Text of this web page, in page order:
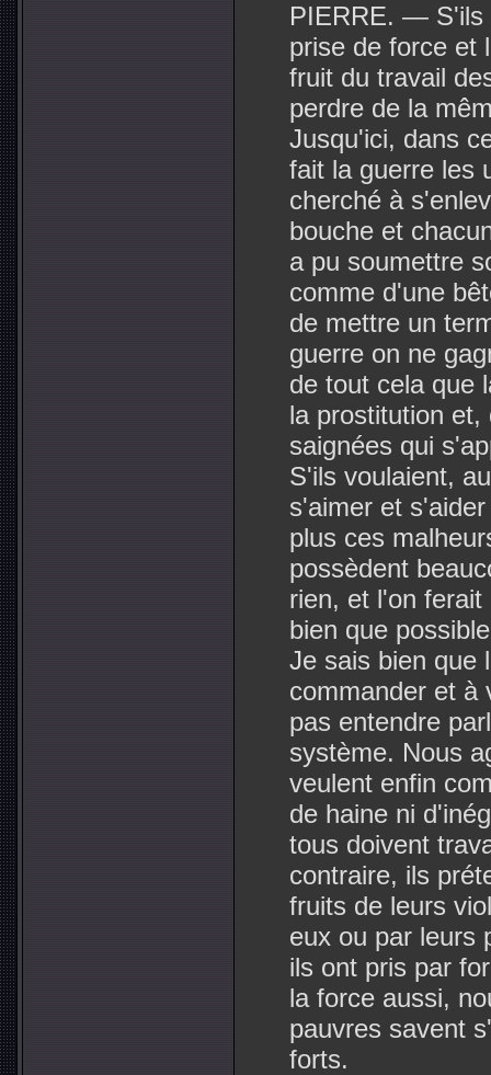
PIERRE. — S'ils
prise de force et
fruit du travail
perdre de la
Jusqu'ici, dans
fait la guerre les
cherché à
bouche et
a pu soumettre
comme d'une
de mettre un
guerre on ne
de tout cela que
la prostitution
saignées qui
S'ils voulaient,
s'aimer et
plus ces
possèdent
rien, et l'on
bien que
Je sais bien que
commander et à
pas entendre
système. Nous
veulent enfin
de haine ni
tous doivent
contraire, ils
fruits de leurs
eux ou par leurs
ils ont pris par
la force aussi,
pauvres savent
forts.